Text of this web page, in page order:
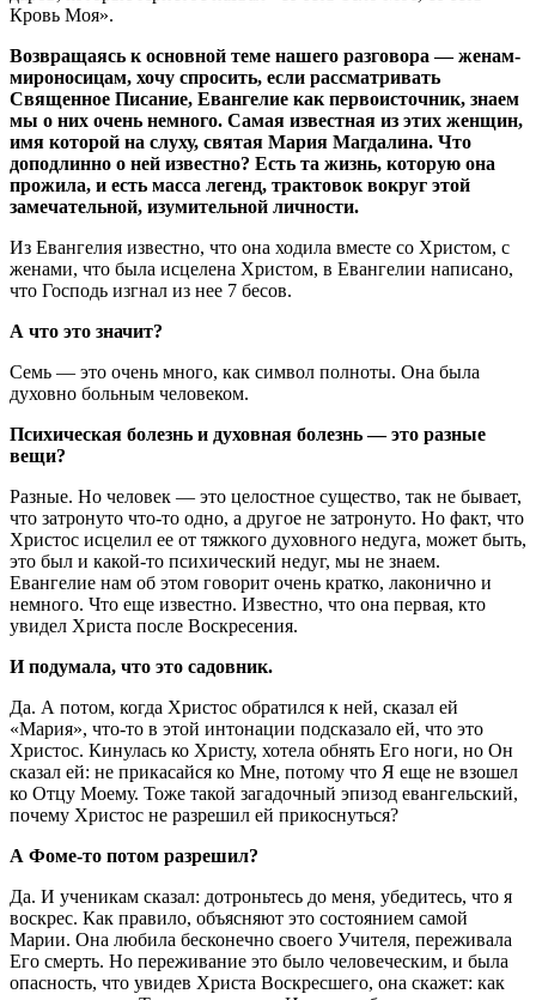
Кровь Моя».
Возвращаясь к основной теме нашего разговора — женам-
мироносицам, хочу спросить, если рассматривать
Священное Писание, Евангелие как первоисточник, знаем
мы о них очень немного. Самая известная из этих женщин,
имя которой на слуху, святая Мария Магдалина. Что
доподлинно о ней известно? Есть та жизнь, которую она
прожила, и есть масса легенд, трактовок вокруг этой
замечательной, изумительной личности.
Из Евангелия известно, что она ходила вместе со Христом, с
женами, что была исцелена Христом, в Евангелии написано,
что Господь изгнал из нее 7 бесов.
А что это значит?
Семь — это очень много, как символ полноты. Она была
духовно больным человеком.
Психическая болезнь и духовная болезнь — это разные
вещи?
Разные. Но человек — это целостное существо, так не бывает,
что затронуто что-то одно, а другое не затронуто. Но факт, что
Христос исцелил ее от тяжкого духовного недуга, может быть,
это был и какой-то психический недуг, мы не знаем.
Евангелие нам об этом говорит очень кратко, лаконично и
немного. Что еще известно. Известно, что она первая, кто
увидел Христа после Воскресения.
И подумала, что это садовник.
Да. А потом, когда Христос обратился к ней, сказал ей
«Мария», что-то в этой интонации подсказало ей, что это
Христос. Кинулась ко Христу, хотела обнять Его ноги, но Он
сказал ей: не прикасайся ко Мне, потому что Я еще не взошел
ко Отцу Моему. Тоже такой загадочный эпизод евангельский,
почему Христос не разрешил ей прикоснуться?
А Фоме-то потом разрешил?
Да. И ученикам сказал: дотроньтесь до меня, убедитесь, что я
воскрес. Как правило, объясняют это состоянием самой
Марии. Она любила бесконечно своего Учителя, переживала
Его смерть. Но переживание это было человеческим, и была
опасность, что увидев Христа Воскресшего, она скажет: как